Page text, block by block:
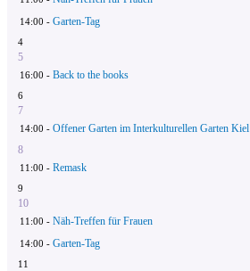
14:00 - Garten-Tag
4
5
16:00 - Back to the books
6
7
14:00 - Offener Garten im Interkulturellen Garten Kiel
8
11:00 - Remask
9
10
11:00 - Näh-Treffen für Frauen
14:00 - Garten-Tag
11